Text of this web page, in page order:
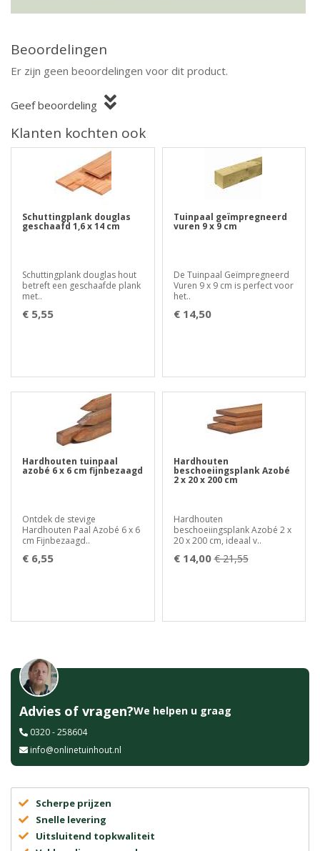
Beoordelingen
Er zijn geen beoordelingen voor dit product.
Geef beoordeling
Klanten kochten ook
Schuttingplank douglas
geschaafd 1,6 x 14 cm
Schuttingplank douglas hout
betreft een geschaafde plank
met..
€ 5,55
Tuinpaal geïmpregneerd
vuren 9 x 9 cm
De Tuinpaal Geïmpregneerd
Vuren 9 x 9 cm is perfect voor
het..
€ 14,50
Hardhouten tuinpaal
azobé 6 x 6 cm fijnbezaagd
Ontdek de stevige
Hardhouten Paal Azobé 6 x 6
cm Fijnbezaagd..
€ 6,55
Hardhouten
beschoeiingsplank Azobé
2 x 20 x 200 cm
Hardhouten
beschoeiingsplank Azobé 2 x
20 x 200 cm, ideaal v..
€ 14,00 € 21,55
Advies of vragen?We helpen u graag
0320 - 258604
info@onlinetuinhout.nl
Scherpe prijzen
Snelle levering
Uitsluitend topkwaliteit